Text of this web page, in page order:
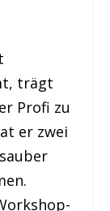
trägt
Profi zu
er zwei